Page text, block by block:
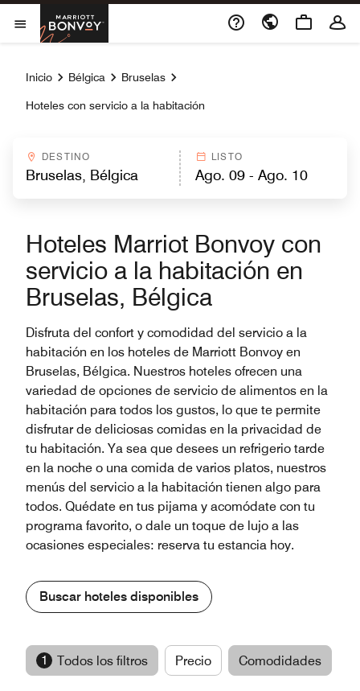
Skip to Content
Abrir el menú
Marriott Bonvoy
Inicio Bélgica Bruselas
Hoteles con servicio a la habitación
DESTINO LISTO
Hoteles Marriot Bonvoy con
servicio a la habitación en
Bruselas, Bélgica
Disfruta del confort y comodidad del servicio a la
habitación en los hoteles de Marriott Bonvoy en
Bruselas, Bélgica. Nuestros hoteles ofrecen una
variedad de opciones de servicio de alimentos en la
habitación para todos los gustos, lo que te permite
disfrutar de deliciosas comidas en la privacidad de
tu habitación. Ya sea que desees un refrigerio tarde
en la noche o una comida de varios platos, nuestros
menús del servicio a la habitación tienen algo para
todos. Quédate en tus pijama y acomódate con tu
programa favorito, o dale un toque de lujo a las
ocasiones especiales: reserva tu estancia hoy.
Buscar hoteles disponibles
1 Todos los filtros Precio Comodidades